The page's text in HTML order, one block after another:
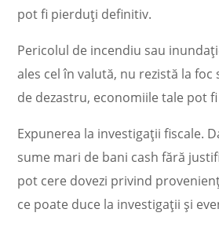
pot fi pierduți definitiv.
Pericolul de incendiu sau
ales cel în valută, nu rezistă la foc
de dezastru, economiile tale pot
Expunerea la investigații fiscale.
sume mari de bani cash fără
pot cere dovezi privind
ce poate duce la investigații și